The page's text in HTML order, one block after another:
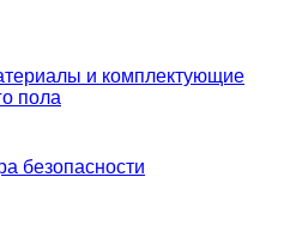
и комплектующие
пола
безопасности